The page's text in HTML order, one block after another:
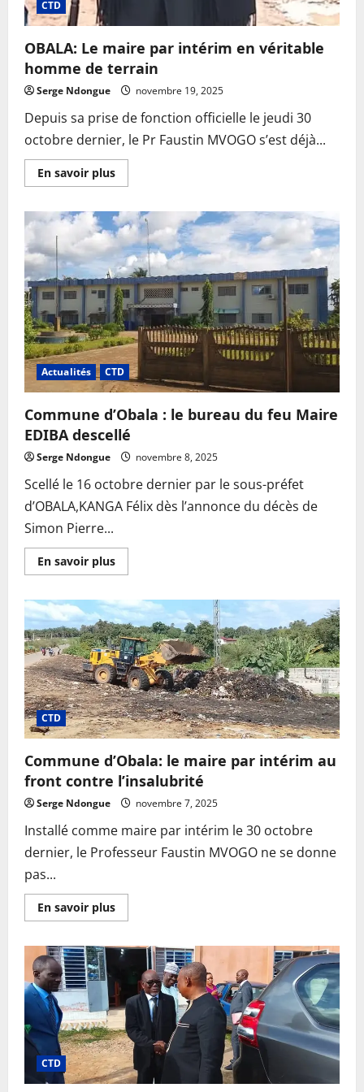
CTD
OBALA: Le maire par intérim en véritable
homme de terrain
Serge Ndongue novembre 19, 2025
Depuis sa prise de fonction officielle le jeudi 30
octobre dernier, le Pr Faustin MVOGO s’est déjà...
En savoir plusEn
savoir
OBALA:
Le
maire
par
intérim
en
véritable
homme
de
terrain
Actualités CTD
Commune d’Obala : le bureau du feu Maire
EDIBA descellé
Serge Ndongue novembre 8, 2025
Scellé le 16 octobre dernier par le sous-préfet
d’OBALA,KANGA Félix dès l’annonce du décès de
Simon Pierre...
En savoir plusEn
savoir
Commune
d’Obala
:
le
bureau
du
feu
Maire
EDIBA
descellé
CTD
Commune d’Obala: le maire par intérim au
front contre l’insalubrité
Serge Ndongue novembre 7, 2025
Installé comme maire par intérim le 30 octobre
dernier, le Professeur Faustin MVOGO ne se donne
pas...
En savoir plusEn
savoir
Commune
d’Obala:
maire
par
intérim
au
front
contre
l’insalubrité
CTD